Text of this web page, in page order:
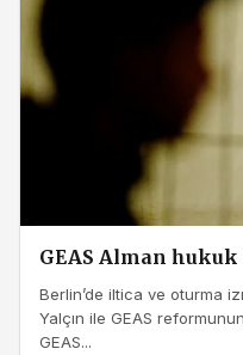
GEAS Alman
Berlin’de iltica ve oturma
Yalçın ile GEAS
GEAS...